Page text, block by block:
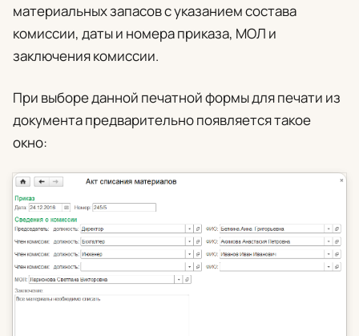
материальных запасов с указанием состава
комиссии, даты и номера приказа, МОЛ и
заключения комиссии.
При выборе данной печатной формы для печати из
документа предварительно появляется такое
окно: